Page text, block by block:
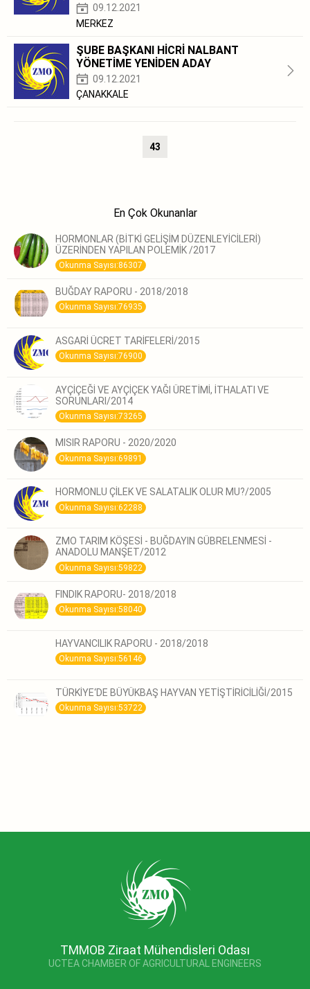
09.12.2021
MERKEZ
ŞUBE BAŞKANI HİCRİ NALBANT
YÖNETİME YENİDEN ADAY
09.12.2021
ÇANAKKALE
43
En Çok Okunanlar
HORMONLAR (BİTKİ GELİŞİM DÜZENLEYİCİLERİ)
ÜZERİNDEN YAPILAN POLEMİK /2017
Okunma Sayısı:86307
BUĞDAY RAPORU - 2018/2018
Okunma Sayısı:76935
ASGARİ ÜCRET TARİFELERİ/2015
Okunma Sayısı:76900
AYÇİÇEĞİ VE AYÇİÇEK YAĞI ÜRETİMİ, İTHALATI VE
SORUNLARI/2014
Okunma Sayısı:73265
MISIR RAPORU - 2020/2020
Okunma Sayısı:69891
HORMONLU ÇİLEK VE SALATALIK OLUR MU?/2005
Okunma Sayısı:62288
ZMO TARIM KÖŞESİ - BUĞDAYIN GÜBRELENMESİ -
ANADOLU MANŞET/2012
Okunma Sayısı:59822
FINDIK RAPORU- 2018/2018
Okunma Sayısı:58040
HAYVANCILIK RAPORU - 2018/2018
Okunma Sayısı:56146
TÜRKİYE‘DE BÜYÜKBAŞ HAYVAN YETİŞTİRİCİLİĞİ/2015
Okunma Sayısı:53722
TMMOB Ziraat Mühendisleri Odası
UCTEA CHAMBER OF AGRICULTURAL ENGINEERS